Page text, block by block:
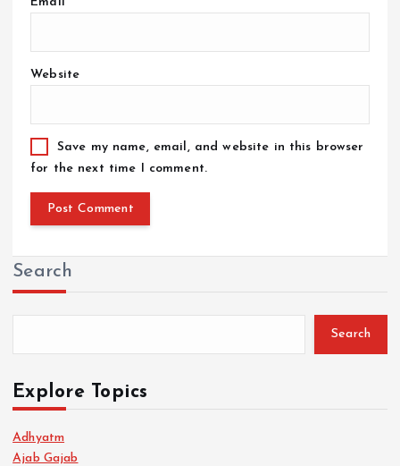
Website
Save my name, email, and website in this browser
for the next time I comment.
Search
Search
Explore Topics
Adhyatm
Ajab Gajab